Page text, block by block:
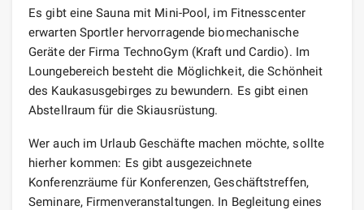
Es gibt eine Sauna mit Mini-Pool, im Fitnesscenter
erwarten Sportler hervorragende biomechanische
Geräte der Firma TechnoGym (Kraft und Cardio). Im
Loungebereich besteht die Möglichkeit, die Schönheit
des Kaukasusgebirges zu bewundern. Es gibt einen
Abstellraum für die Skiausrüstung.
Wer auch im Urlaub Geschäfte machen möchte, sollte
hierher kommen: Es gibt ausgezeichnete
Konferenzräume für Konferenzen, Geschäftstreffen,
Seminare, Firmenveranstaltungen. In Begleitung eines